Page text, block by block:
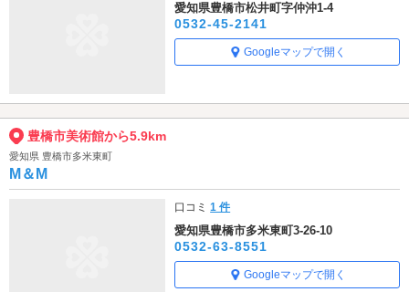
愛知県豊橋市松井町字仲沖1-4
0532-45-2141
Googleマップで開く
豊橋市美術館から5.9km
愛知県 豊橋市多米東町
M＆M
口コミ1 件
愛知県豊橋市多米東町3-26-10
0532-63-8551
Googleマップで開く